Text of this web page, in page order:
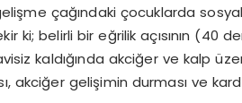
çağındaki çocuklarda
ki; belirli bir eğrilik açısının (40
kaldığında akciğer ve kalp
akciğer gelişimin durması ve